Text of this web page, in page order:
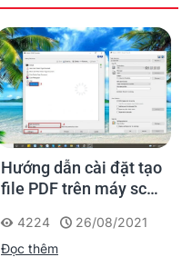
Hướng dẫn cài đặt tạo
file PDF trên máy scan
4224
26/08/2021
Đọc thêm